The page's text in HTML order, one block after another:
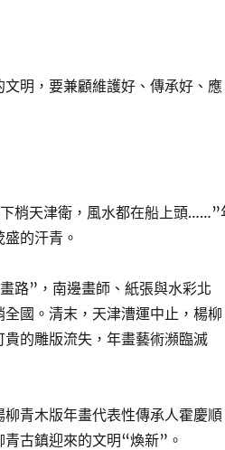
明，要兼顧維護好、傳承好、應
梢天津衛，風水都在船上頭……”
的汗青。
路”，南邊畫師、紙張與水彩北
國。清末，天津漕運中止，楊柳
的雕版流失，年畫藝術瀕臨滅
青木版年畫代表性傳承人霍慶順
古鎮迎來的文明“煥新”。